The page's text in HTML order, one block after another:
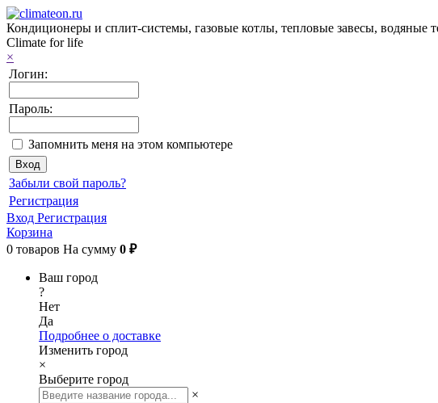
Кондиционеры и сплит-системы, газовые котлы, тепловые завесы, водяные
Climate for life
×
Логин:
Пароль:
Запомнить меня на этом компьютере
Забыли свой пароль?
Регистрация
Вход Регистрация
Корзина
0 товаров На сумму 0 ₽
Ваш город
?
Нет
Да
Подробнее о доставке
Изменить город
×
Выберите город
×